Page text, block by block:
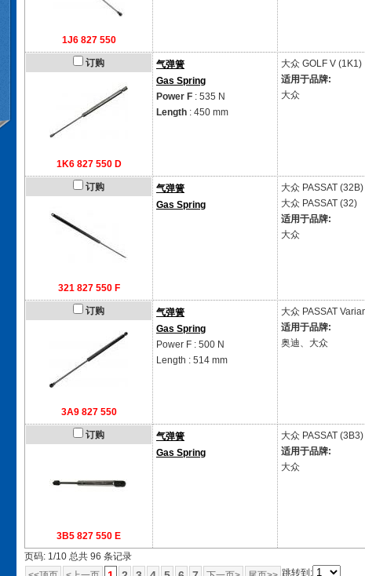
1J6 827 550
订购
1K6 827 550 D
气弹簧
Gas Spring
Power F : 535 N
Length : 450 mm
大众 GOLF V (1K1)
适用于品牌:
大众
订购
321 827 550 F
气弹簧
Gas Spring
大众 PASSAT (32B)
大众 PASSAT (32)
适用于品牌:
大众
订购
3A9 827 550
气弹簧
Gas Spring
Power F : 500 N
Length : 514 mm
大众 PASSAT
适用于品牌:
奥迪、大众
订购
3B5 827 550 E
气弹簧
Gas Spring
大众 PASSAT (3B3)
适用于品牌:
大众
页码: 1/10 总共 96 条记录
跳转到: